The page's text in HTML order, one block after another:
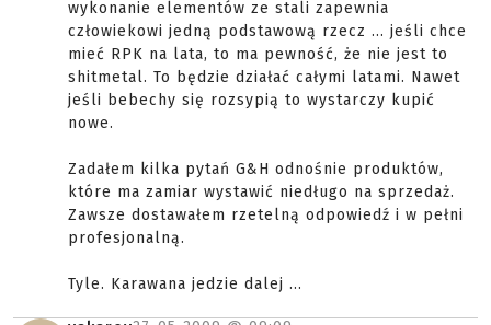
wykonanie elementów ze stali zapewnia
człowiekowi jedną podstawową rzecz ... jeśli chce
mieć RPK na lata, to ma pewność, że nie jest to
shitmetal. To będzie działać całymi latami. Nawet
jeśli bebechy się rozsypią to wystarczy kupić
nowe.
Zadałem kilka pytań G&H odnośnie produktów,
które ma zamiar wystawić niedługo na sprzedaż.
Zawsze dostawałem rzetelną odpowiedź i w pełni
profesjonalną.
Tyle. Karawana jedzie dalej ...